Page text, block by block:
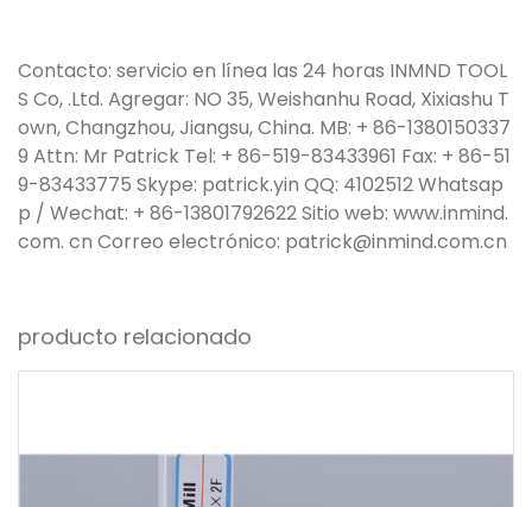
Contacto: servicio en línea las 24 horas INMND TOOL
S Co, .Ltd. Agregar: NO 35, Weishanhu Road, Xixiashu T
own, Changzhou, Jiangsu, China. MB: + 86-1380150337
9 Attn: Mr Patrick Tel: + 86-519-83433961 Fax: + 86-51
9-83433775 Skype: patrick.yin QQ: 4102512 Whatsap
p / Wechat: + 86-13801792622 Sitio web: www.inmind.
com. cn Correo electrónico: patrick@inmind.com.cn
producto relacionado